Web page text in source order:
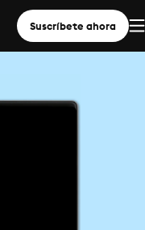
Suscríbete ahora